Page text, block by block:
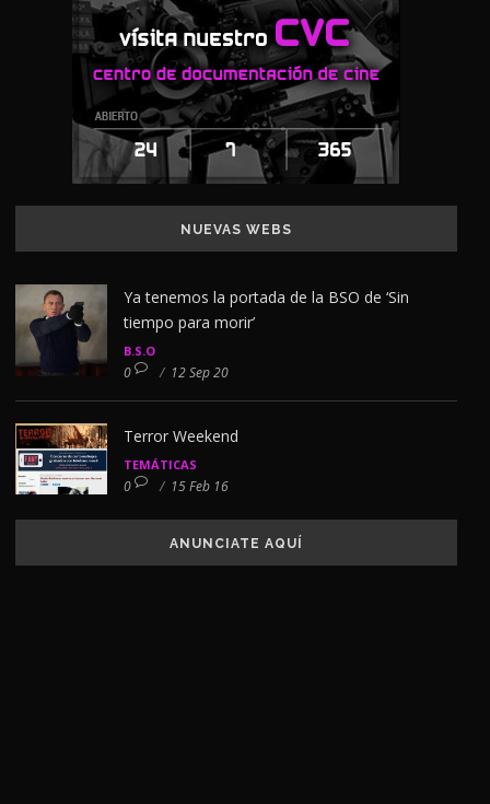
NUEVAS WEBS
Ya tenemos la portada de la BSO de ‘Sin
tiempo para morir’
B.S.O
0 / 12 Sep 20
Terror Weekend
TEMÁTICAS
0 / 15 Feb 16
ANUNCIATE AQUÍ